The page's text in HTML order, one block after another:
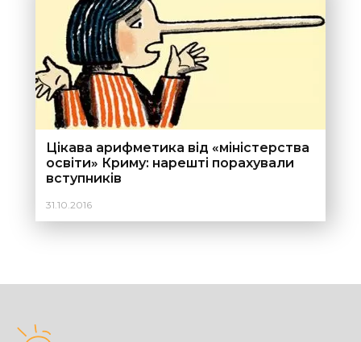
Цікава арифметика від «міністерства
освіти» Криму: нарешті порахували
вступників
31.10.2016